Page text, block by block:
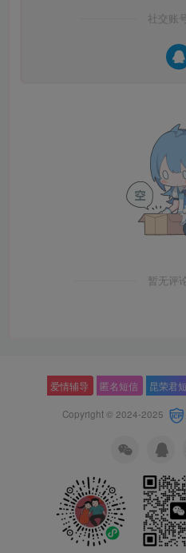
社交账
暂无评
爱情辅导 匿名短信 昆荣君
Copyright © 2024-2025